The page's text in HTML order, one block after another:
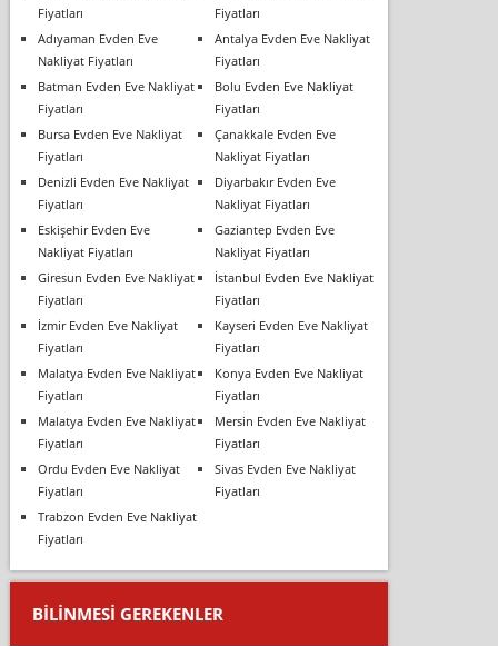
Fiyatları
Fiyatları
Adıyaman Evden Eve
Nakliyat Fiyatları
Antalya Evden Eve Nakliyat
Fiyatları
Batman Evden Eve Nakliyat
Fiyatları
Bolu Evden Eve Nakliyat
Fiyatları
Bursa Evden Eve Nakliyat
Fiyatları
Çanakkale Evden Eve
Nakliyat Fiyatları
Denizli Evden Eve Nakliyat
Fiyatları
Diyarbakır Evden Eve
Nakliyat Fiyatları
Eskişehir Evden Eve
Nakliyat Fiyatları
Gaziantep Evden Eve
Nakliyat Fiyatları
Giresun Evden Eve Nakliyat
Fiyatları
İstanbul Evden Eve Nakliyat
Fiyatları
İzmir Evden Eve Nakliyat
Fiyatları
Kayseri Evden Eve Nakliyat
Fiyatları
Malatya Evden Eve Nakliyat
Fiyatları
Konya Evden Eve Nakliyat
Fiyatları
Malatya Evden Eve Nakliyat
Fiyatları
Mersin Evden Eve Nakliyat
Fiyatları
Ordu Evden Eve Nakliyat
Fiyatları
Sivas Evden Eve Nakliyat
Fiyatları
Trabzon Evden Eve Nakliyat
Fiyatları
BILINMESI GEREKENLER